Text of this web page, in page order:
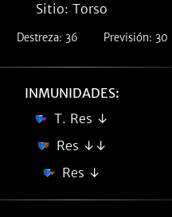
Sitio: Torso
Destreza: 36 Previsión: 30
INMUNIDADES:
T. Res ↓
Res ↓↓
Res ↓